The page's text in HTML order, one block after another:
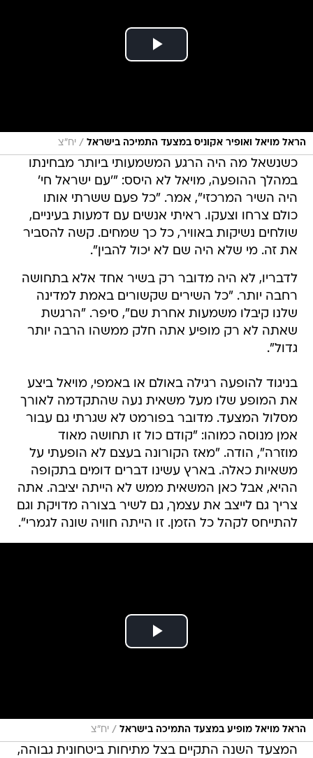
הראל מויאל ואופיר אקוניס במצעד התמיכה בישראל / יח"צ
כשנשאל מה היה הרגע המשמעותי ביותר מבחינתו
במהלך ההופעה, מויאל לא היסס: "'עם ישראל חי'
היה השיר המרכזי", אמר. "כל פעם ששרתי אותו
כולם צרחו וצעקו. ראיתי אנשים עם דמעות בעיניים,
שולחים נשיקות באוויר, כל כך שמחים. קשה להסביר
את זה. מי שלא היה שם לא יכול להבין".
לדבריו, לא היה מדובר רק בשיר אחד אלא בתחושה
רחבה יותר. "כל השירים שקשורים באמת למדינה
שלנו קיבלו משמעות אחרת שם", סיפר. "הרגשת
שאתה לא רק מופיע אתה חלק ממשהו הרבה יותר
גדול".
בניגוד להופעה רגילה באולם או באמפי, מויאל ביצע
את המופע שלו מעל משאית נעה שהתקדמה לאורך
מסלול המצעד. מדובר בפורמט לא שגרתי גם עבור
אמן מנוסה כמוהו: "קודם כול זו תחושה מאוד
מוזרה", הודה. "מאז הקורונה בעצם לא הופעתי על
משאיות כאלה. בארץ עשינו דברים דומים בתקופה
ההיא, אבל כאן המשאית ממש לא הייתה יציבה. אתה
צריך גם לייצב את עצמך, גם לשיר בצורה מדויקת וגם
להתייחס לקהל כל הזמן. זו הייתה חוויה שונה לגמרי".
הראל מויאל מופיע במצעד התמיכה בישראל / יח"צ
המצעד השנה התקיים בצל מתיחות ביטחונית גבוהה,